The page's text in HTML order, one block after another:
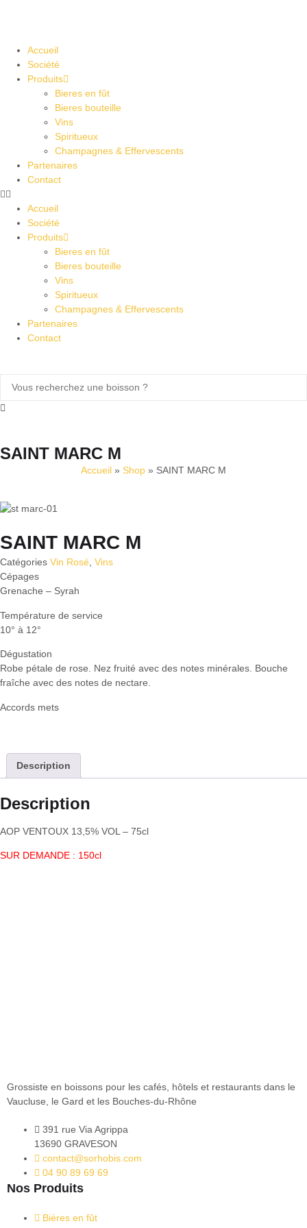
Accueil
Société
Produits
Bieres en fût
Bieres bouteille
Vins
Spiritueux
Champagnes & Effervescents
Partenaires
Contact
Accueil
Société
Produits
Bieres en fût
Bieres bouteille
Vins
Spiritueux
Champagnes & Effervescents
Partenaires
Contact
SAINT MARC M
Accueil » Shop » SAINT MARC M
SAINT MARC M
Catégories Vin Rosé, Vins
Cépages
Grenache – Syrah
Température de service
10° à 12°
Dégustation
Robe pétale de rose. Nez fruité avec des notes minérales. Bouche
fraîche avec des notes de nectare.
Accords mets
Description
Description
AOP VENTOUX 13,5% VOL – 75cl
SUR DEMANDE : 150cl
Grossiste en boissons pour les cafés, hôtels et restaurants dans le
Vaucluse, le Gard et les Bouches-du-Rhône
391 rue Via Agrippa
13690 GRAVESON
contact@sorhobis.com
04 90 89 69 69
Nos Produits
Bières en fût